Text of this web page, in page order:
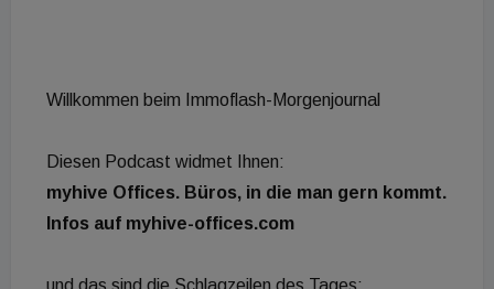
Willkommen beim Immoflash-Morgenjournal
Diesen Podcast widmet Ihnen:
myhive Offices. Büros, in die man gern kommt.
Infos auf myhive-offices.com
und das sind die Schlagzeilen des Tages: